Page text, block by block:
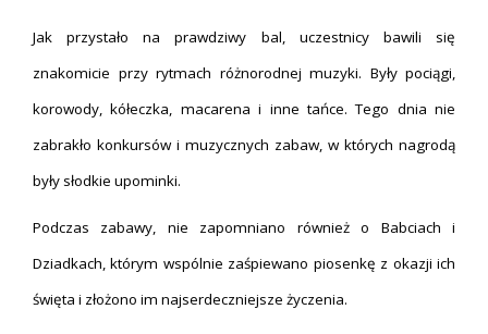
Jak przystało na prawdziwy bal, uczestnicy bawili się
znakomicie przy rytmach różnorodnej muzyki. Były pociągi,
korowody, kółeczka, macarena i inne tańce. Tego dnia nie
zabrakło konkursów i muzycznych zabaw, w których nagrodą
były słodkie upominki.
Podczas zabawy, nie zapomniano również o Babciach i
Dziadkach, którym wspólnie zaśpiewano piosenkę z okazji ich
święta i złożono im najserdeczniejsze życzenia.